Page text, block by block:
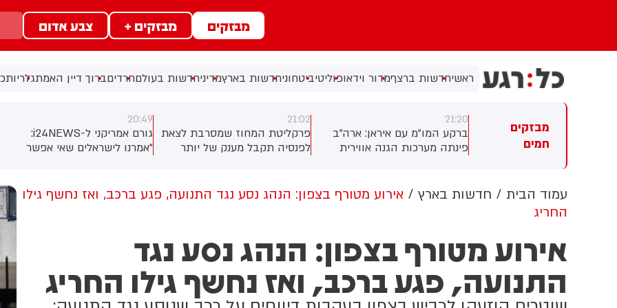
מבזקים מבזקים + צבע אדום
ראשיחדשות ברצףמדור וידאופוליטיביטחוניחדשות בארץמדיניחדשות בעולםחרדיםברוך דיין האמתגלריות
מבזקים
חמים
ברקע המו"מ עם איראן: ארה"ב
פינתה מערכות הגנה אווירית
מאזור חבל הכורדים בעיראק.
"ביקשנו להמתין עם זה לנוכח
התקיפות האיראניות, אבל לא
זכינו לאוזן קשבת
פרקליטת המחוז שמסרבת לצאת
לפנסיה תקבל מענק של יותר
גורם אמריקני ל-i24NEWS:
"אמרנו לישראלים שאי אפשר
גורם המעורה במו"מ
13: נכנסים ליממה
עמוד הבית חדשות בארץ
אירוע מטורף בצפון: הנהג נסע נגד התנועה, פגע ברכב, ואז נחשף גילו
החריג
אירוע מטורף בצפון: הנהג נסע נגד
התנועה, פגע ברכב, ואז נחשף גילו החריג